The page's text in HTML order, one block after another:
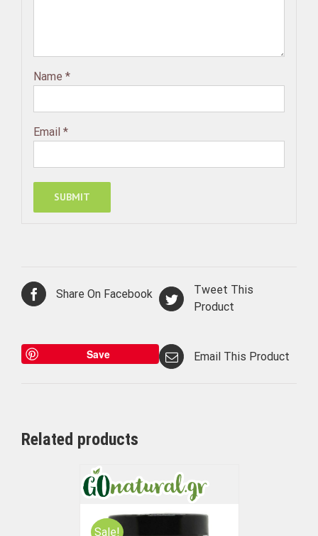
Name *
Email *
Share On Facebook
Tweet This
Product
Save Email This Product
Related products
Sale!